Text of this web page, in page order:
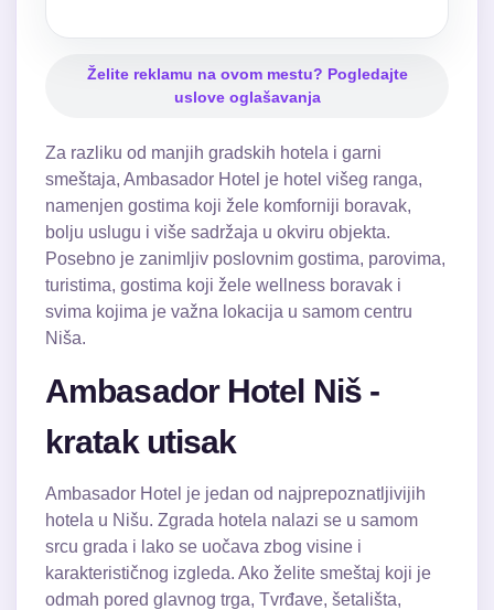
Želite reklamu na ovom mestu? Pogledajte
uslove oglašavanja
Za razliku od manjih gradskih hotela i garni
smeštaja, Ambasador Hotel je hotel višeg ranga,
namenjen gostima koji žele komforniji boravak,
bolju uslugu i više sadržaja u okviru objekta.
Posebno je zanimljiv poslovnim gostima, parovima,
turistima, gostima koji žele wellness boravak i
svima kojima je važna lokacija u samom centru
Niša.
Ambasador Hotel Niš -
kratak utisak
Ambasador Hotel je jedan od najprepoznatljivijih
hotela u Nišu. Zgrada hotela nalazi se u samom
srcu grada i lako se uočava zbog visine i
karakterističnog izgleda. Ako želite smeštaj koji je
odmah pored glavnog trga, Tvrđave, šetališta,